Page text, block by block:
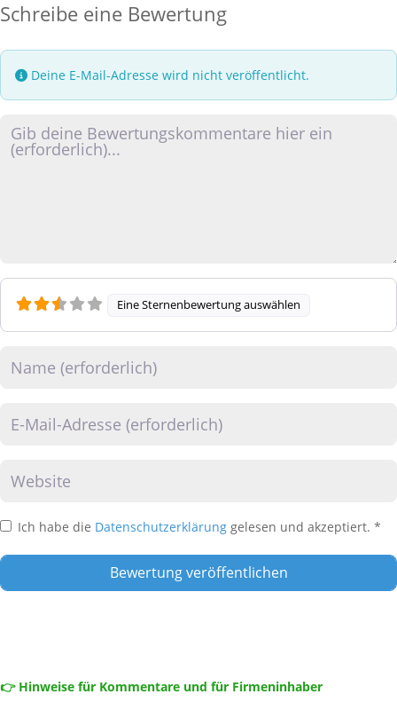
Schreibe eine Bewertung
Deine E-Mail-Adresse wird nicht veröffentlicht.
Rezensionstext
Eine Sternenbewertung auswählen
Ich habe die Datenschutzerklärung gelesen und akzeptiert. *
👉 Hinweise für Kommentare und für Firmeninhaber